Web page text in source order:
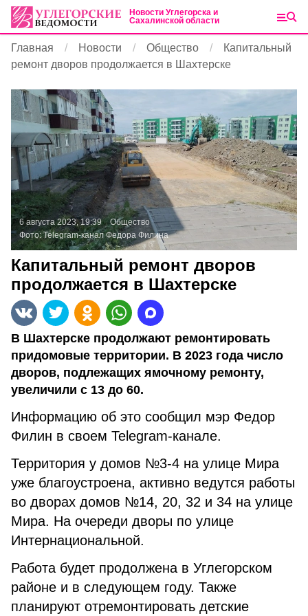
Новости Углегорска и
Сахалинской области
Главная Новости Общество
Капитальный
ремонт дворов продолжается в Шахтерске
6 августа 2023, 19:39
Общество
Фото:Telegram-канал Федора Филина
Капитальный ремонт дворов
продолжается в Шахтерске
В Шахтерске продолжают ремонтировать
придомовые территории. В 2023 года число
дворов, подлежащих ямочному ремонту,
увеличили с 13 до 60.
Информацию об это сообщил мэр Федор
Филин в своем Telegram-канале.
Территория у домов №3-4 на улице Мира
уже благоустроена, активно ведутся работы
во дворах домов №14, 20, 32 и 34 на улице
Мира. На очереди дворы по улице
Интернациональной.
Работа будет продолжена в Углегорском
районе и в следующем году. Также
планируют отремонтировать детские